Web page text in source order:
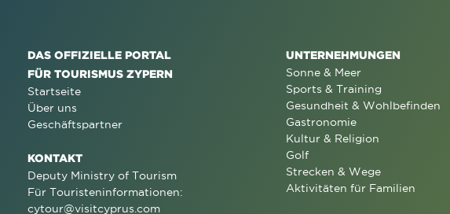
DAS OFFIZIELLE PORTAL
FÜR TOURISMUS ZYPERN
Startseite
Über uns
Geschäftspartner
KONTAKT
Deputy Ministry of Tourism
Für Touristeninformationen:
cytour@visitcyprus.com
UNTERNEHMUNGEN
Sonne & Meer
Sports & Training
Gesundheit & Wohlbefinden
Gastronomie
Kultur & Religion
Golf
Strecken & Wege
Aktivitäten für Familien